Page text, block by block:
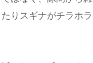
りスギナがチラホラ